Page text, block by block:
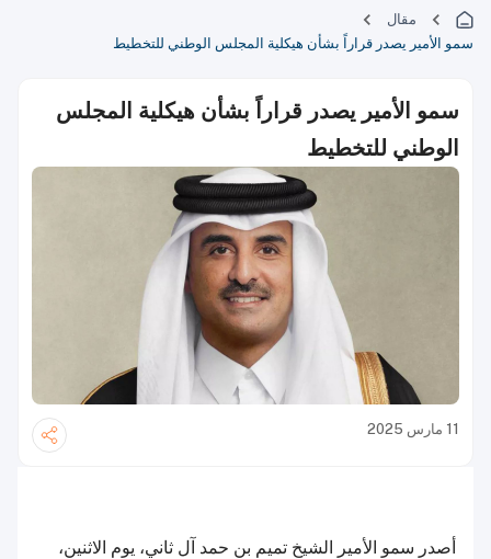
مقال
سمو الأمير يصدر قراراً بشأن هيكلية المجلس الوطني للتخطيط
سمو الأمير يصدر قراراً بشأن هيكلية المجلس
الوطني للتخطيط
11 مارس 2025
أصدر سمو الأمير الشيخ تميم بن حمد آل ثاني، يوم الاثنين،